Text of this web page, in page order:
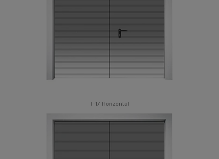
T-17 Horizontal